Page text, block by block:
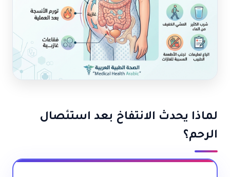
لماذا يحدث الانتفاخ بعد استئصال
الرحم؟